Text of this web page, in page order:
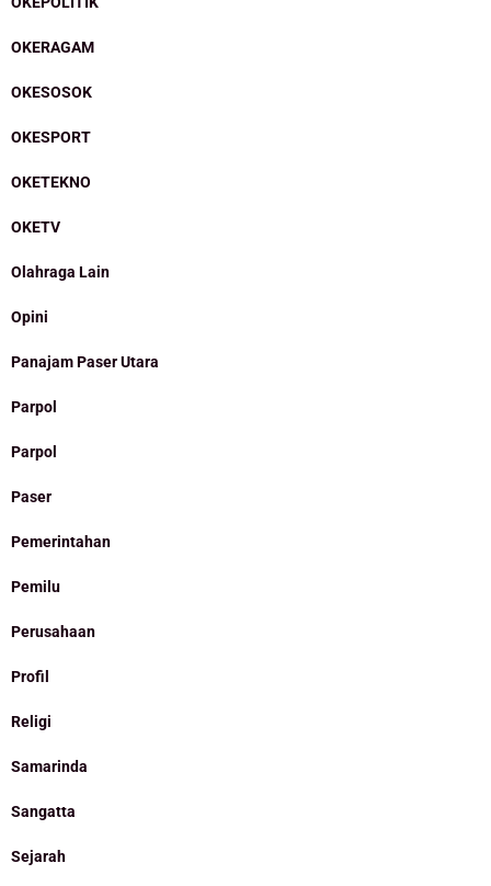
OKERAGAM
OKESOSOK
OKESPORT
OKETEKNO
OKETV
Olahraga Lain
Opini
Panajam Paser Utara
Parpol
Parpol
Paser
Pemerintahan
Pemilu
Perusahaan
Profil
Religi
Samarinda
Sangatta
Sejarah